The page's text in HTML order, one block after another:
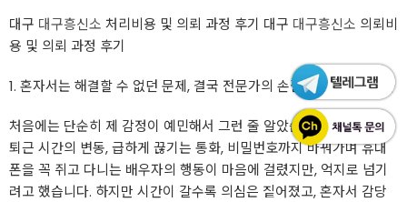
대구 대구흥신소 처리비용 및 의뢰 과정 후기 대구 대구흥신소 의뢰비
용 및 의뢰 과정 후기
1. 혼자서는 해결할 수 없던 문제, 결국 전문가의 손길이 필요했습니다
처음에는 단순히 제 감정이 예민해서 그런 줄 알았습니다. 반복되는
퇴근 시간의 변동, 급하게 끊기는 통화, 비밀번호까지 바꿔가며 휴대
폰을 꼭 쥐고 다니는 배우자의 행동이 마음에 걸렸지만, 억지로 넘기
려고 했습니다. 하지만 시간이 갈수록 의심은 짙어졌고, 혼자서 감당